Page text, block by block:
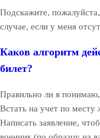
Подскажите,
случае, если у меня
Каков алгоритм
билет?
Правильно ли я
Встать на учет по месту
Написать заявление,